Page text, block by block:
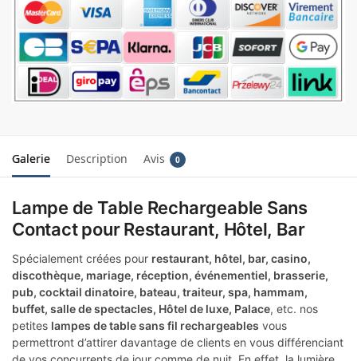
Galerie Description Avis 0
Lampe de Table Rechargeable Sans
Contact pour Restaurant, Hôtel, Bar
Spécialement créées pour restaurant, hôtel, bar, casino,
discothèque, mariage, réception, événementiel, brasserie,
pub, cocktail dinatoire, bateau, traiteur, spa, hammam,
buffet, salle de spectacles, Hôtel de luxe, Palace, etc. nos
petites lampes de table sans fil rechargeables vous
permettront d’attirer davantage de clients en vous différenciant